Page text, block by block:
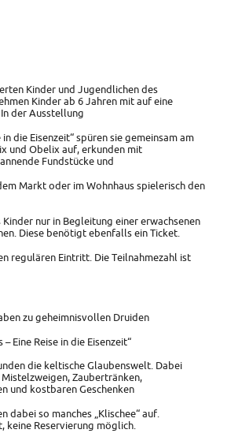
Kinder und Jugendlichen des
Kinder ab 6 Jahren mit auf eine
der Ausstellung
in die Eisenzeit“ spüren sie gemeinsam am
und Obelix auf, erkunden mit
Fundstücke und
Markt oder im Wohnhaus spielerisch den
Kinder nur in Begleitung einer erwachsenen
Diese benötigt ebenfalls ein Ticket.
regulären Eintritt. Die Teilnahmezahl ist
zu geheimnisvollen Druiden
Eine Reise in die Eisenzeit“
die keltische Glaubenswelt. Dabei
Zaubertränken,
und kostbaren Geschenken
dabei so manches „Klischee“ auf.
keine Reservierung möglich.